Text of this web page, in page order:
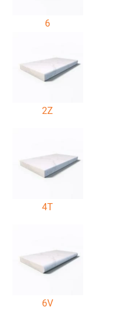
6
2Z
4T
6V